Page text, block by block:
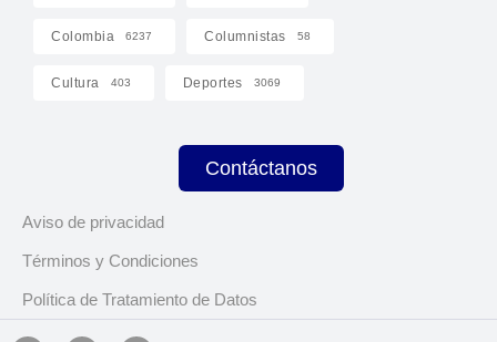
Colombia 6237 Columnistas 58
Cultura 403 Deportes 3069
Contáctanos
Aviso de privacidad
Términos y Condiciones
Política de Tratamiento de Datos